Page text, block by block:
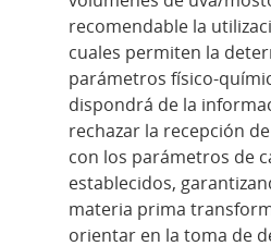
recomendable la
cuales permiten la
parámetros físico-
dispondrá de la
rechazar la recepción
con los parámetros de
establecidos,
materia prima
orientar en la toma de